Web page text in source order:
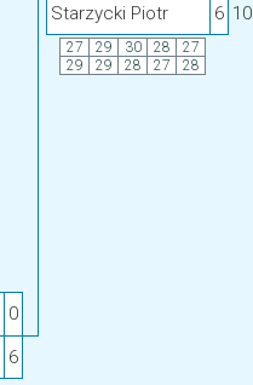
Starzycki Piotr
6 10
27 29 30 28
27
29
29 28 27 28
0
6